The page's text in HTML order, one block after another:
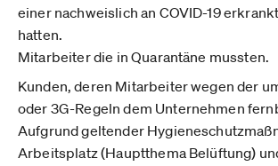
einer nachweislich an COVID-19
hatten.
Mitarbeiter die in Quarantäne mussten.
Kunden, deren Mitarbeiter wegen der
oder 3G-Regeln dem Unternehmen
Aufgrund geltender
Arbeitsplatz (Hauptthema Belüftung)